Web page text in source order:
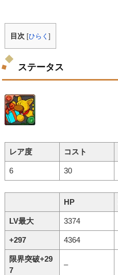
目次 [ひらく]
ステータス
レア度 コスト
6 30
HP
LV最大 3374
+297 4364
限界突破+29
7
–